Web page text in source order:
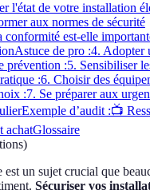
l'état de votre installation
aux normes de sécurité
conformité est-elle
Astuce de pro :4. Adopter
prévention :5. Sensibiliser
:6. Choisir des
:7. Se préparer aux
Exemple d’audit :📺
achatGlossaire
)
est un sujet crucial que
Sécuriser vos